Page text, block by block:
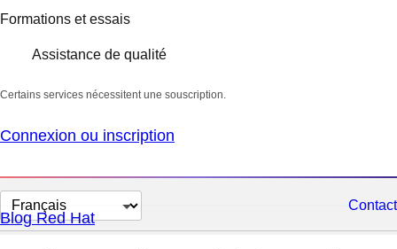
Formations et essais
Assistance de qualité
Certains services nécessitent une souscription.
Connexion ou inscription
Changer
la
Contact
Blog Red Hat